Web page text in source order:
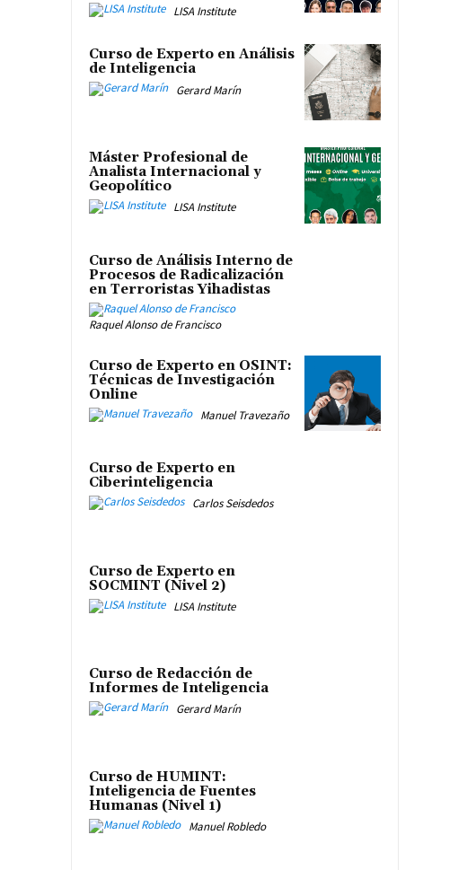
LISA Institute
Curso de Experto en Análisis
de Inteligencia
Gerard Marín
Máster Profesional de
Analista Internacional y
Geopolítico
LISA Institute
Curso de Análisis Interno de
Procesos de Radicalización
en Terroristas Yihadistas
Raquel Alonso de Francisco
Curso de Experto en OSINT:
Técnicas de Investigación
Online
Manuel Travezaño
Curso de Experto en
Ciberinteligencia
Carlos Seisdedos
Curso de Experto en
SOCMINT (Nivel 2)
LISA Institute
Curso de Redacción de
Informes de Inteligencia
Gerard Marín
Curso de HUMINT:
Inteligencia de Fuentes
Humanas (Nivel 1)
Manuel Robledo